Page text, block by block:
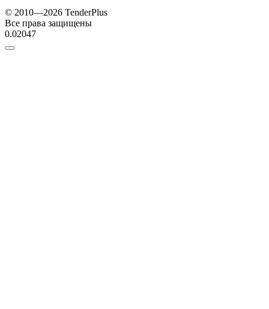
© 2010—2026 TenderPlus
Все права защищены
0.02047